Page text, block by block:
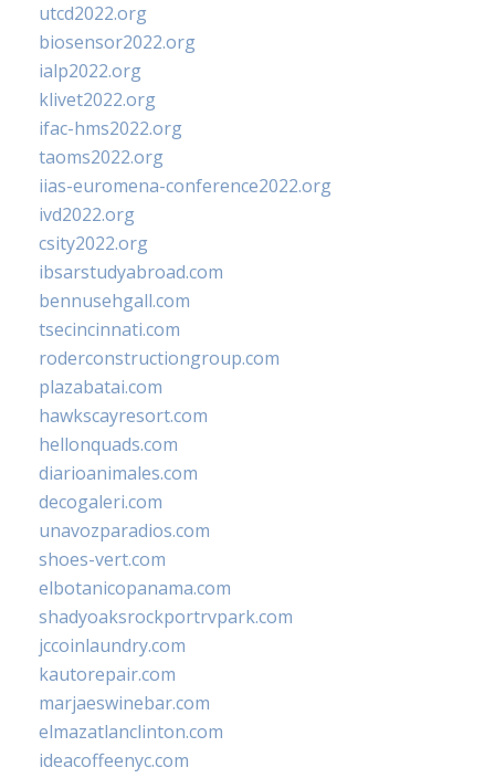
utcd2022.org
biosensor2022.org
ialp2022.org
klivet2022.org
ifac-hms2022.org
taoms2022.org
iias-euromena-conference2022.org
ivd2022.org
csity2022.org
ibsarstudyabroad.com
bennusehgall.com
tsecincinnati.com
roderconstructiongroup.com
plazabatai.com
hawkscayresort.com
hellonquads.com
diarioanimales.com
decogaleri.com
unavozparadios.com
shoes-vert.com
elbotanicopanama.com
shadyoaksrockportrvpark.com
jccoinlaundry.com
kautorepair.com
marjaeswinebar.com
elmazatlanclinton.com
ideacoffeenyc.com